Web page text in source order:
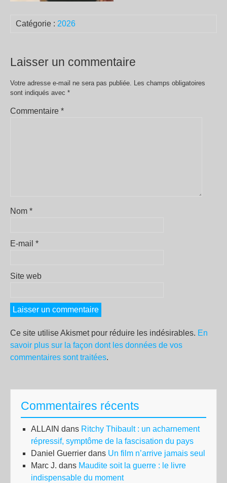
Catégorie : 2026
Laisser un commentaire
Votre adresse e-mail ne sera pas publiée.
Les champs obligatoires
sont indiqués avec *
Commentaire *
Nom *
E-mail *
Site web
Ce site utilise Akismet pour réduire les indésirables. En
savoir plus sur la façon dont les données de vos
commentaires sont traitées.
Commentaires récents
ALLAIN dans Ritchy Thibault : un acharnement
répressif, symptôme de la fascisation du pays
Daniel Guerrier dans Un film n’arrive jamais seul
Marc J. dans Maudite soit la guerre : le livre
indispensable du moment